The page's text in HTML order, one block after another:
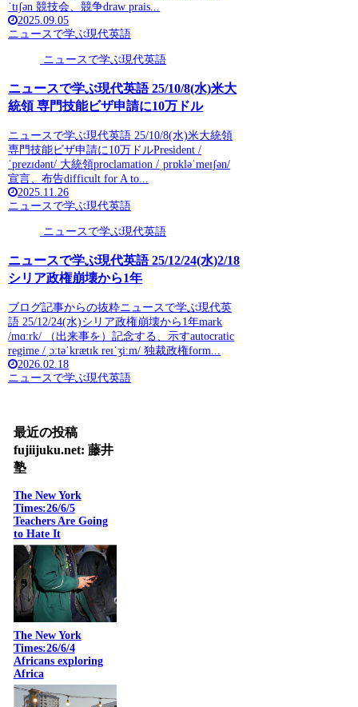
ˈtɪʃən 競技会、競争draw prais...
2025.09.05
ニュースで学ぶ現代英語
ニュースで学ぶ現代英語
ニュースで学ぶ現代英語 25/10/8(水)米大
統領 専門技能ビザ申請に10万ドル
ニュースで学ぶ現代英語 25/10/8(水)米大統領
専門技能ビザ申請に10万ドルPresident /
ˈprezɪdənt/ 大統領proclamation /ˌprɒkləˈmeɪʃən/
宣言、布告difficult for A to...
2025.11.26
ニュースで学ぶ現代英語
ニュースで学ぶ現代英語
ニュースで学ぶ現代英語 25/12/24(水)2/18
シリア政権崩壊から1年
ブログ記事からの抜粋ニュースで学ぶ現代英
語 25/12/24(水)シリア政権崩壊から1年mark
/mɑːrk/ （出来事を）記念する、示すautocratic
regime /ˌɔːtəˈkrætɪk reɪˈʒiːm/ 独裁政権form...
2026.02.18
ニュースで学ぶ現代英語
最近の投稿
fujiijuku.net: 藤井
塾
The New York
Times:26/6/5
Teachers Are Going
to Hate It
The New York
Times:26/6/4
Africans exploring
Africa